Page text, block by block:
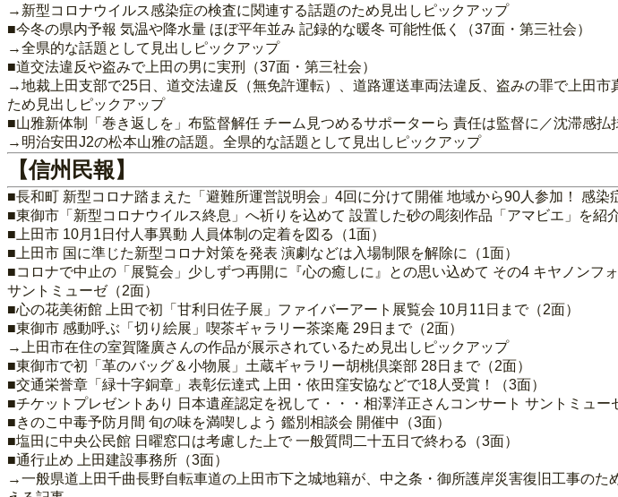
→新型コロナウイルス感染症の検査に関連する話題のため見出しピックアップ
■今冬の県内予報 気温や降水量 ほぼ平年並み 記録的な暖冬 可能性低く（37面・第三社会）
→全県的な話題として見出しピックアップ
■道交法違反や盗みで上田の男に実刑（37面・第三社会）
→地裁上田支部で25日、道交法違反（無免許運転）、道路運送車両法違反、盗みの罪で上田
ため見出しピックアップ
■山雅新体制「巻き返しを」布監督解任 チーム見つめるサポーターら 責任は監督に／沈滞感払
→明治安田J2の松本山雅の話題。全県的な話題として見出しピックアップ
【信州民報】
■長和町 新型コロナ踏まえた「避難所運営説明会」4回に分けて開催 地域から90人参加！ 感染
■東御市「新型コロナウイルス終息」へ祈りを込めて 設置した砂の彫刻作品「アマビエ」を紹
■上田市 10月1日付人事異動 人員体制の定着を図る（1面）
■上田市 国に準じた新型コロナ対策を発表 演劇などは入場制限を解除に（1面）
■コロナで中止の「展覧会」少しずつ再開に『心の癒しに』との思い込めて その4 キヤノンフ
サントミューゼ（2面）
■心の花美術館 上田で初「甘利日佐子展」ファイバーアート展覧会 10月11日まで（2面）
■東御市 感動呼ぶ「切り絵展」喫茶ギャラリー茶楽庵 29日まで（2面）
→上田市在住の室賀隆廣さんの作品が展示されているため見出しピックアップ
■東御市で初「革のバッグ＆小物展」土蔵ギャラリー胡桃倶楽部 28日まで（2面）
■交通栄誉章「緑十字銅章」表彰伝達式 上田・依田窪安協などで18人受賞！（3面）
■チケットプレゼントあり 日本遺産認定を祝して・・・相澤洋正さんコンサート サントミュー
■きのこ中毒予防月間 旬の味を満喫しよう 鑑別相談会 開催中（3面）
■塩田に中央公民館 日曜窓口は考慮した上で 一般質問二十五日で終わる（3面）
■通行止め 上田建設事務所（3面）
→一般県道上田千曲長野自転車道の上田市下之城地籍が、中之条・御所護岸災害復旧工事の